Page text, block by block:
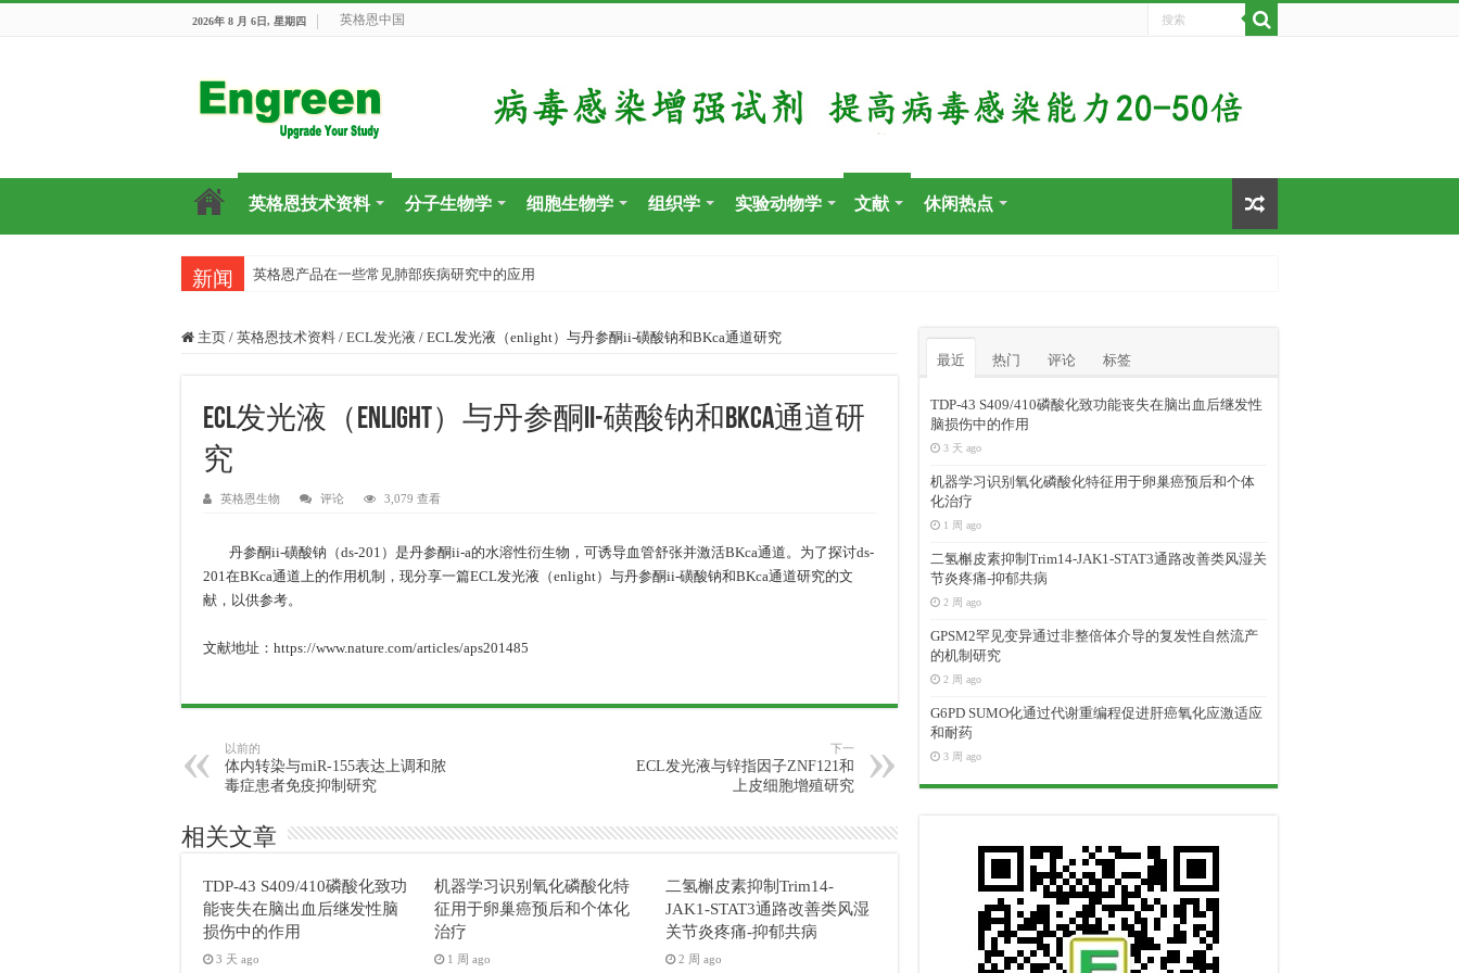
2026年 8 月 6日, 星期四 英格恩中国
英格恩技术资料 分子生物学 细胞生物学 组织学 实验动物学 文献 休闲热点
新闻 英格恩产品在一些常见肺部疾病研究中的应用
主页 / 英格恩技术资料 / ECL发光液 / ECL发光液（enlight）与丹参酮ii-磺酸钠和BKca通道研究
ECL发光液（enlight）与丹参酮ii-磺酸钠和BKca通道研
究
英格恩生物 评论 3,079 查看
丹参酮ii-磺酸钠（ds-201）是丹参酮ii-a的水溶性衍生物，可诱导血管舒张并激活BKca通道。为了探讨ds-
201在BKca通道上的作用机制，现分享一篇ECL发光液（enlight）与丹参酮ii-磺酸钠和BKca通道研究的文
献，以供参考。
文献地址：https://www.nature.com/articles/aps201485
以前的
体内转染与miR-155表达上调和脓
毒症患者免疫抑制研究
下一
ECL发光液与锌指因子ZNF121和
上皮细胞增殖研究
相关文章
TDP-43 S409/410磷酸化致功
能丧失在脑出血后继发性脑
损伤中的作用
3 天 ago
机器学习识别氧化磷酸化特
征用于卵巢癌预后和个体化
治疗
1 周 ago
二氢槲皮素抑制Trim14-
JAK1-STAT3通路改善类风湿
关节炎疼痛-抑郁共病
2 周 ago
最近 热门 评论 标签
TDP-43 S409/410磷酸化致功能丧失在脑出血后继发性
脑损伤中的作用
3 天 ago
机器学习识别氧化磷酸化特征用于卵巢癌预后和个体
化治疗
1 周 ago
二氢槲皮素抑制Trim14-JAK1-STAT3通路改善类风湿关
节炎疼痛-抑郁共病
2 周 ago
GPSM2罕见变异通过非整倍体介导的复发性自然流产
的机制研究
2 周 ago
G6PD SUMO化通过代谢重编程促进肝癌氧化应激适应
和耐药
3 周 ago